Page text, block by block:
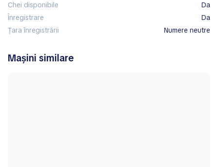
Chei disponibile
Da
Înregistrare
Da
Țara înregistrării
Numere neutre
Mașini similare